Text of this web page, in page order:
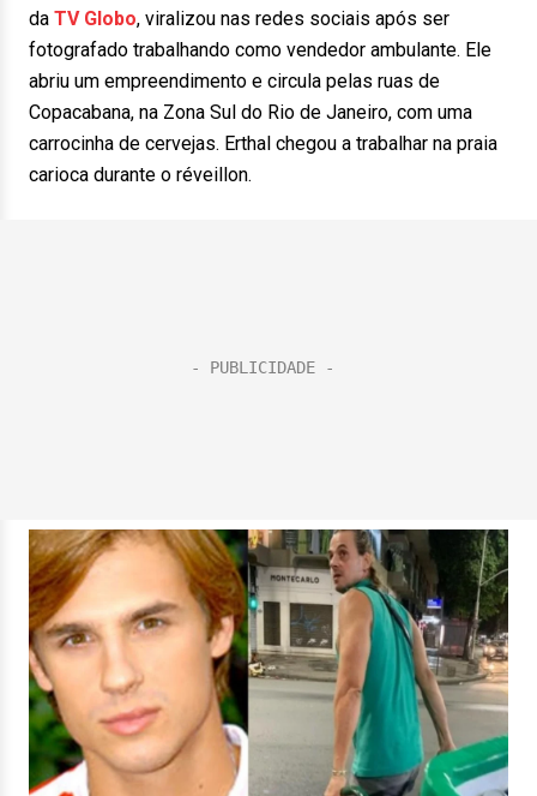
da TV Globo, viralizou nas redes sociais após ser
fotografado trabalhando como vendedor ambulante. Ele
abriu um empreendimento e circula pelas ruas de
Copacabana, na Zona Sul do Rio de Janeiro, com uma
carrocinha de cervejas. Erthal chegou a trabalhar na praia
carioca durante o réveillon.